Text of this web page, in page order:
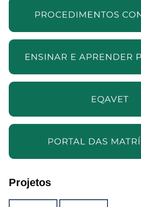
Projetos